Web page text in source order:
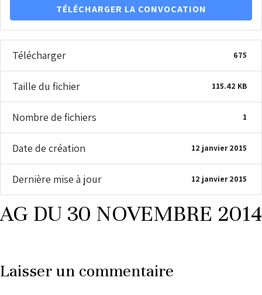
TÉLÉCHARGER LA CONVOCATION
Télécharger 675
Taille du fichier 115.42 KB
Nombre de fichiers 1
Date de création 12 janvier 2015
Dernière mise à jour 12 janvier 2015
AG DU 30 NOVEMBRE 2014
Laisser un commentaire